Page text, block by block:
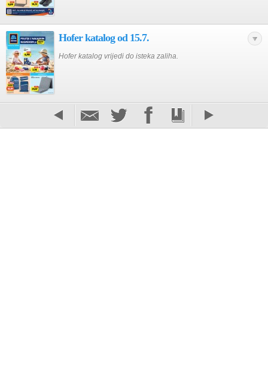
Hofer katalog od 15.7.
Hofer katalog vrijedi do isteka zaliha.